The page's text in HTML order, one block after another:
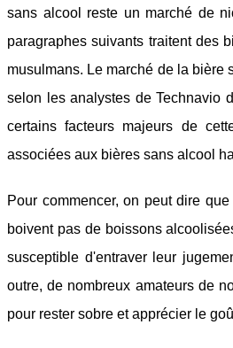
sans alcool reste un marché de
paragraphes suivants traitent des
musulmans. Le marché de la bière
selon les analystes de Technavio
certains facteurs majeurs de
associées aux bières sans alcool
Pour commencer, on peut dire
boivent pas de boissons
susceptible d'entraver leur
outre, de nombreux amateurs de
pour rester sobre et apprécier le